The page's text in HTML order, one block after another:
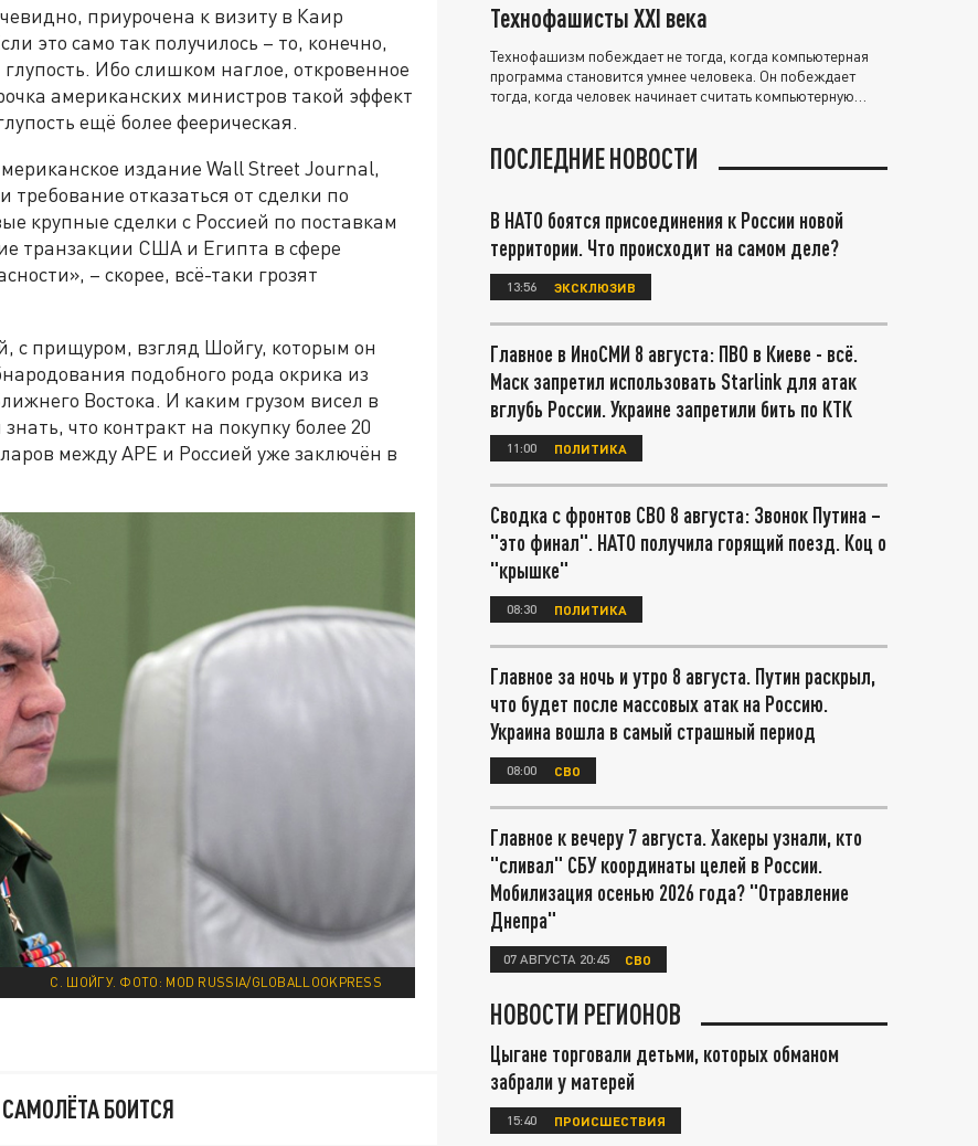
приурочена к визиту в Каир
это само так получилось – то, конечно,
Ибо слишком наглое, откровенное
американских министров такой эффект
ещё более феерическая.
издание Wall Street Journal,
отказаться от сделки по
крупные сделки с Россией по поставкам
транзакции США и Египта в сфере
– скорее, всё-таки грозят
с прищуром, взгляд Шойгу, которым он
подобного рода окрика из
Востока. И каким грузом висел в
что контракт на покупку более 20
между АРЕ и Россией уже заключён в
С. ШОЙГУ. ФОТО: MOD RUSSIA/GLOBALLOOKPRESS
БОИТСЯ
Технофашисты XXI века
Технофашизм побеждает не тогда, когда компьютерная
программа становится умнее человека. Он побеждает
тогда, когда человек начинает считать компьютерную
ПОСЛЕДНИЕ НОВОСТИ
В НАТО боятся присоединения к России новой
территории. Что происходит на самом деле?
13:56 ЭКСКЛЮЗИВ
Главное в ИноСМИ 8 августа: ПВО в Киеве - всё.
Маск запретил использовать Starlink для атак
вглубь России. Украине запретили бить по КТК
11:00 ПОЛИТИКА
Сводка с фронтов СВО 8 августа: Звонок Путина –
"это финал". НАТО получила горящий поезд. Коц о
"крышке"
08:30 ПОЛИТИКА
Главное за ночь и утро 8 августа. Путин раскрыл,
что будет после массовых атак на Россию.
Украина вошла в самый страшный период
08:00 СВО
Главное к вечеру 7 августа. Хакеры узнали, кто
"сливал" СБУ координаты целей в России.
Мобилизация осенью 2026 года? "Отравление
Днепра"
07 АВГУСТА 20:45 СВО
НОВОСТИ РЕГИОНОВ
Цыгане торговали детьми, которых обманом
забрали у матерей
15:40 ПРОИСШЕСТВИЯ